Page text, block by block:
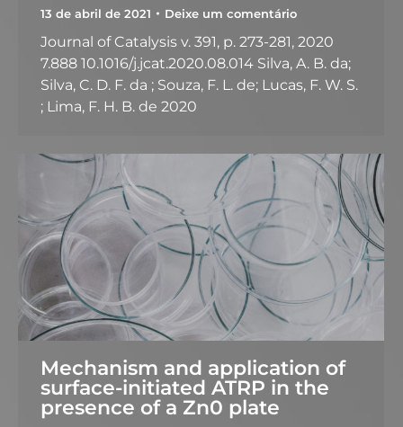
13 de abril de 2021 Deixe um comentário
Journal of Catalysis v. 391, p. 273-281, 2020
7.888 10.1016/j.jcat.2020.08.014 Silva, A. B. da;
Silva, C. D. F. da ; Souza, F. L. de; Lucas, F. W. S.
; Lima, F. H. B. de 2020
Mechanism and application of
surface-initiated ATRP in the
presence of a Zn0 plate